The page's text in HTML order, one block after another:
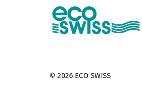
© 2026 ECO SWISS